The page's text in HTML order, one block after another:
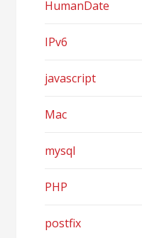
HumanDate
IPv6
javascript
Mac
mysql
PHP
postfix